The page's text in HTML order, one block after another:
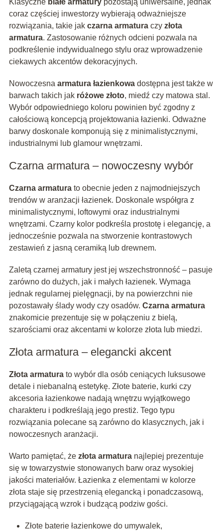
Klasyczne białe armaturypozostają uniwersalne, jednak
coraz częściej inwestorzy wybierają odważniejsze
rozwiązania, takie jak czarna armaturaczy złota
armatura. Zastosowanie różnych odcieni pozwala na
podkreślenie indywidualnego stylu oraz wprowadzenie
ciekawych akcentów dekoracyjnych.
Nowoczesna armatura łazienkowadostępna jest także w
barwach takich jak różowe złoto, miedź czy matowa stal.
Wybór odpowiedniego koloru powinien być zgodny z
całościową koncepcją projektowania łazienki. Odważne
barwy doskonale komponują się z minimalistycznymi,
industrialnymi lub glamour wnętrzami.
Czarna armatura – nowoczesny wybór
Czarna armaturato obecnie jeden z najmodniejszych
trendów w aranżacji łazienek. Doskonale współgra z
minimalistycznymi, loftowymi oraz industrialnymi
wnętrzami. Czarny kolor podkreśla prostotę i elegancję, a
jednocześnie pozwala na stworzenie kontrastowych
zestawień z jasną ceramiką lub drewnem.
Zaletą czarnej armatury jest jej wszechstronność – pasuje
zarówno do dużych, jak i małych łazienek. Wymaga
jednak regularnej pielęgnacji, by na powierzchni nie
pozostawały ślady wody czy osadów. Czarna armatura
znakomicie prezentuje się w połączeniu z bielą,
szarościami oraz akcentami w kolorze złota lub miedzi.
Złota armatura – elegancki akcent
Złota armaturato wybór dla osób ceniących luksusowe
detale i niebanalną estetykę. Złote baterie, kurki czy
akcesoria łazienkowe nadają wnętrzu wyjątkowego
charakteru i podkreślają jego prestiż. Tego typu
rozwiązania polecane są zarówno do klasycznych, jak i
nowoczesnych aranżacji.
Warto pamiętać, że złota armaturanajlepiej prezentuje
się w towarzystwie stonowanych barw oraz wysokiej
jakości materiałów. Łazienka z elementami w kolorze
złota staje się przestrzenią elegancką i ponadczasową,
przyciągającą wzrok i budzącą podziw gości.
Złote baterie łazienkowe do umywalek,